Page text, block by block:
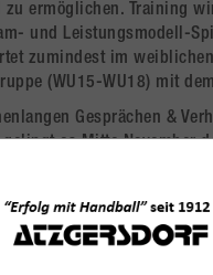
zu ermöglichen. Training
und Leistungsmodell-
zumindest im
(WU15-WU18) mit
Gesprächen &
gelingt es Mitte November
auch für die
zu öffnen. Somit starten
als
- auch hier sind nun
notwendig.